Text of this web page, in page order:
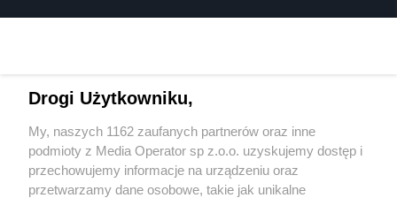
Wydawca mediów lokalnych
Drogi Użytkowniku,
My, naszych 1162 zaufanych partnerów oraz inne
podmioty z Media Operator sp z.o.o. uzyskujemy dostęp i
przechowujemy informacje na urządzeniu oraz
przetwarzamy dane osobowe, takie jak unikalne